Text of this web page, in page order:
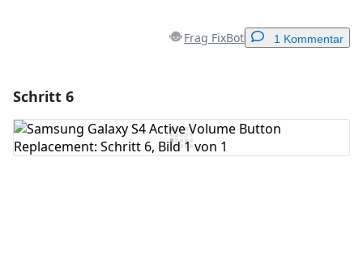
Frag FixBot 1 Kommentar
Kommentar hinzufügen
Schritt 6